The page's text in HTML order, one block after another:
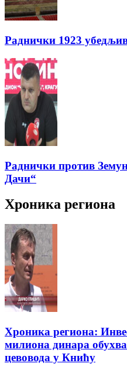
Раднички 1923
Раднички против
Дачи“
Хроника региона
Хроника региона:
милиона динара
цевовода у Книћу